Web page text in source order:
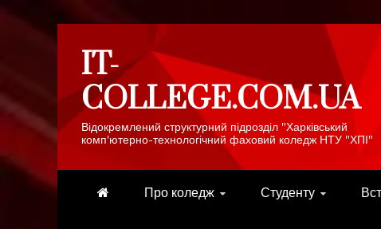
contentIT-
COLLEGE.COM.UA
Відокремлений структурний підрозділ "Харківський
комп'ютерно-технологічний фаховий коледж НТУ "ХПІ"
Про коледж Студенту